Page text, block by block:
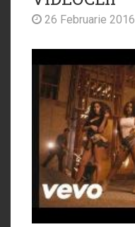
26 Februarie 2016